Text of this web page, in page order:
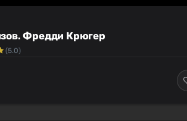
Фредди Крюгер
(5.0)